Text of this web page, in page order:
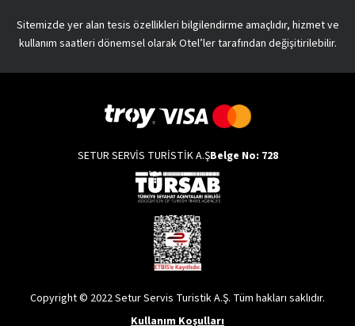
Sitemizde yer alan tesis özellikleri bilgilendirme amaçlıdır, hizmet ve
kullanım saatleri dönemsel olarak Otel’ler tarafından değişitirilebilir.
SETUR SERVİS TURİSTİK A.ŞBelge No: 728
Copyright © 2022 Setur Servis Turistik A.Ş. Tüm hakları saklıdır.
Kullanım Koşulları